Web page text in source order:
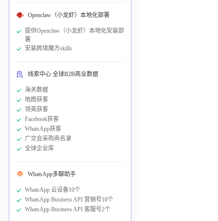
Openclaw（小龙虾）本地化部署
提供Openclaw（小龙虾）本地化安装部
署
安装跨境魔方skills
线索中心 全球B2B商业数据
海关数据
地图获客
领英获客
Facebook获客
WhatsApp获客
广交会采购商名录
全球企业库
WhatsApp多聊助手
WhatsApp 云设备10个
WhatsApp Business API 营销号10个
WhatsApp Business API 客服号2个